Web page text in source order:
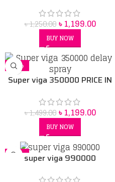
Delay Spray for Men
৳1,250.00 ৳1,199.00
BUY NOW
-20%
Super viga 350000 PRICE IN
৳1,499.00 ৳1,199.00
BUY NOW
-17%super viga 990000